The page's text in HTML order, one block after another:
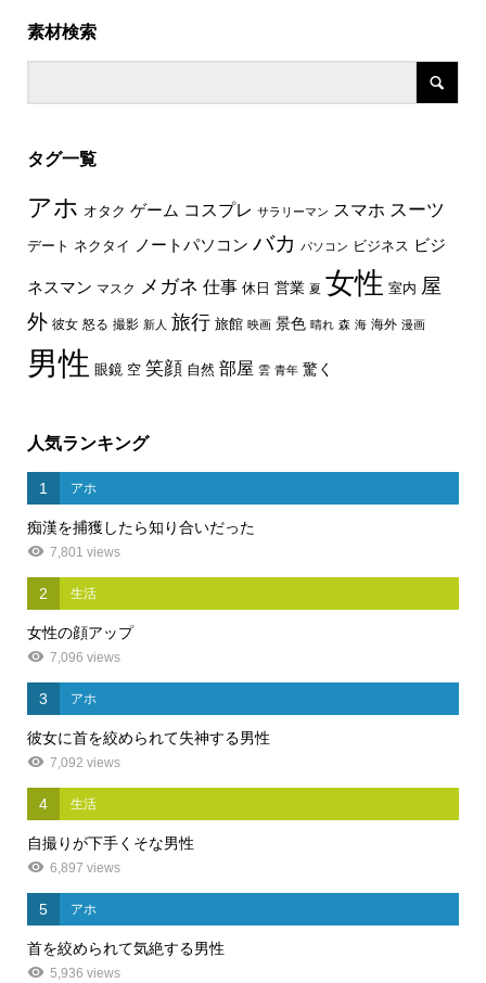
素材検索
タグ一覧
アホ オタク ゲーム コスプレ サラリーマン スマホ スーツ
デート ネクタイ ノートパソコン バカ パソコン ビジネス ビジ
ネスマン マスク メガネ 仕事 休日 営業 夏 女性 室内 屋
外 彼女 怒る 撮影 新人 旅行 旅館 映画 景色 晴れ 森 海 海外 漫画
男性 眼鏡 空 笑顔 自然 部屋 雲 青年 驚く
人気ランキング
1 アホ
痴漢を捕獲したら知り合いだった
7,801 views
2 生活
女性の顔アップ
7,096 views
3 アホ
彼女に首を絞められて失神する男性
7,092 views
4 生活
自撮りが下手くそな男性
6,897 views
5 アホ
首を絞められて気絶する男性
5,936 views